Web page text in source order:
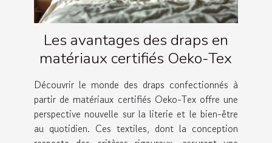
Les avantages des draps en
matériaux certifiés Oeko-Tex
Découvrir le monde des draps confectionnés à
partir de matériaux certifiés Oeko-Tex offre une
perspective nouvelle sur la literie et le bien-être
au quotidien. Ces textiles, dont la conception